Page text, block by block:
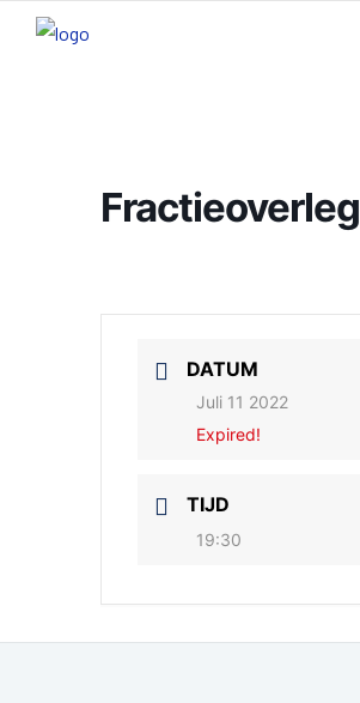
Fractieoverleg
DATUM
Juli 11 2022
Expired!
TIJD
19:30